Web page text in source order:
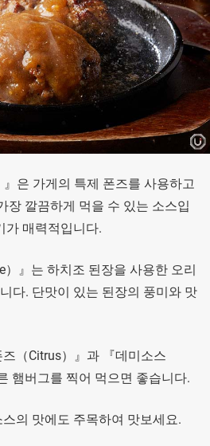
』은 가게의 특제 폰즈를 사용하고
장 깔끔하게 먹을 수 있는 소스입
가 매력적입니다.
）』는 하치조 된장을 사용한 오리
다. 단맛이 있는 된장의 풍미와 맛
（Citrus）』과 『데미소스
햄버그를 찍어 먹으면 좋습니다.
의 맛에도 주목하여 맛보세요.